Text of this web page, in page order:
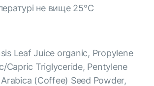
не вище 25°С
Leaf Juice organic, Propylene
Capric Triglyceride, Pentylene
(Coffee) Seed Powder,